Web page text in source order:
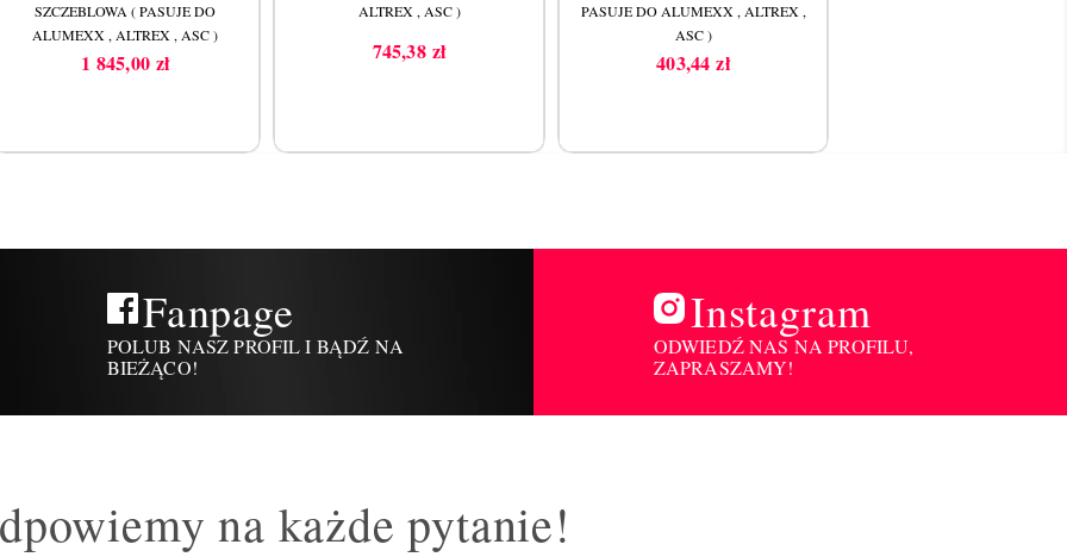
SZCZEBLOWA ( PASUJE DO
ALUMEXX , ALTREX , ASC )
Cena
1 845,00 zł
ALTREX , ASC )
Cena
745,38 zł
PASUJE DO ALUMEXX , ALTREX ,
ASC )
Cena
403,44 zł
Fanpage
POLUB NASZ PROFIL I BĄDŹ NA
BIEŻĄCO!
Instagram
ODWIEDŹ NAS NA PROFILU,
ZAPRASZAMY!
na każde pytanie!